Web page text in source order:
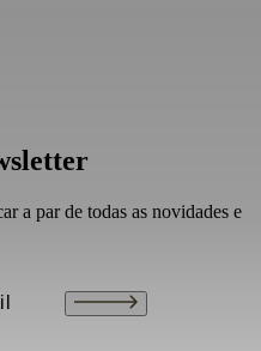
a par de todas as novidades e